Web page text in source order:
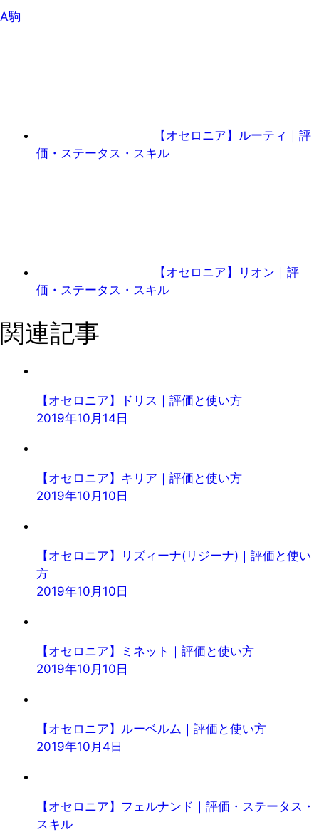
A駒
【オセロニア】ルーティ｜評
価・ステータス・スキル
【オセロニア】リオン｜評
価・ステータス・スキル
関連記事
【オセロニア】ドリス｜評価と使い方
2019年10月14日
【オセロニア】キリア｜評価と使い方
2019年10月10日
【オセロニア】リズィーナ(リジーナ)｜評価と使い
方
2019年10月10日
【オセロニア】ミネット｜評価と使い方
2019年10月10日
【オセロニア】ルーベルム｜評価と使い方
2019年10月4日
【オセロニア】フェルナンド｜評価・ステータス・
スキル